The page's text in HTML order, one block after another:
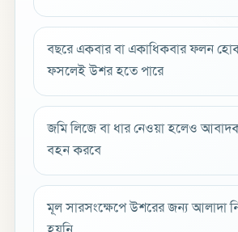
বছরে একবার বা একাধিকবার ফলন
ফসলেই উশর হতে পারে
জমি লিজে বা ধার নেওয়া হলেও
বহন করবে
মূল সারসংক্ষেপে উশরের জন্য আলাদা